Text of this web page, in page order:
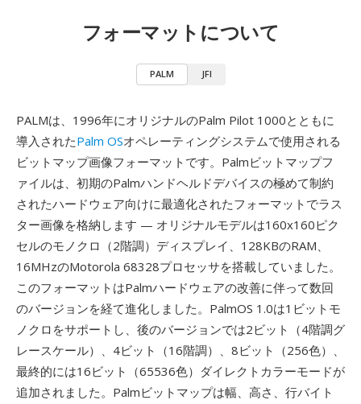
フォーマットについて
PALM JFI
PALMは、1996年にオリジナルのPalm Pilot 1000とともに
導入されたPalm OSオペレーティングシステムで使用される
ビットマップ画像フォーマットです。Palmビットマップフ
ァイルは、初期のPalmハンドヘルドデバイスの極めて制約
されたハードウェア向けに最適化されたフォーマットでラス
ター画像を格納します — オリジナルモデルは160x160ピク
セルのモノクロ（2階調）ディスプレイ、128KBのRAM、
16MHzのMotorola 68328プロセッサを搭載していました。
このフォーマットはPalmハードウェアの改善に伴って数回
のバージョンを経て進化しました。PalmOS 1.0は1ビットモ
ノクロをサポートし、後のバージョンでは2ビット（4階調グ
レースケール）、4ビット（16階調）、8ビット（256色）、
最終的には16ビット（65536色）ダイレクトカラーモードが
追加されました。Palmビットマップは幅、高さ、行バイト